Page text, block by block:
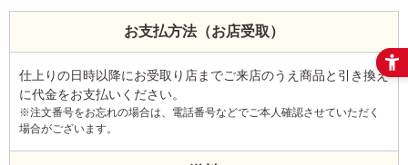
お支払方法（お店受取）
仕上りの日時以降にお受取り店までご来店のうえ商品と引き換え
に代金をお支払いください。
※注文番号をお忘れの場合は、電話番号などでご本人確認させていただく
場合がございます。